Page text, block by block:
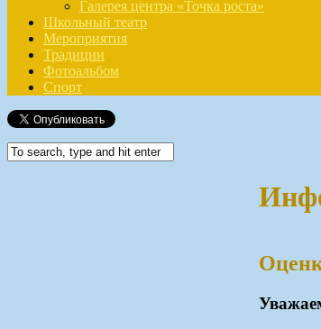
Галерея центра «Точка роста»
Школьный театр
Мероприятия
Традиции
Фотоальбом
Спорт